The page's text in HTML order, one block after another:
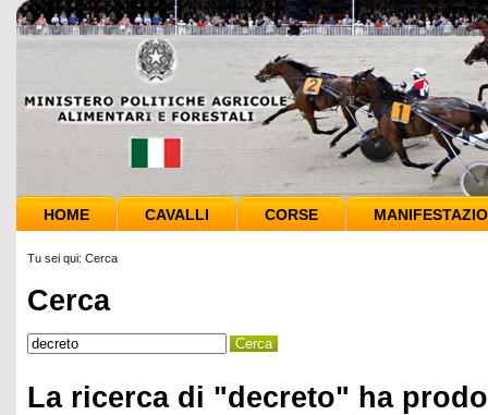
HOME CAVALLI CORSE
Tu sei qui: Cerca
Cerca
La ricerca di "decreto" ha